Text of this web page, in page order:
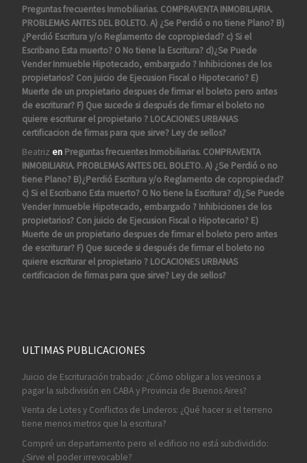
Preguntas frecuentes Inmobiliarias. COMPRAVENTA INMOBILIARIA.
PROBLEMAS ANTES DEL BOLETO. A) ¿Se Perdió o no tiene Plano? B)
¿Perdió Escritura y/o Reglamento de copropiedad? c) Si el
Escribano Esta muerto? O No tiene la Escritura? d)¿Se Puede
Vender Inmueble Hipotecado, embargado ? Inhibiciones de los
propietarios? Con juicio de Ejecusion Fiscal o Hipotecario? E)
Muerte de un propietario despues de firmar el boleto pero antes
de escriturar? F) Que sucede si después de firmar el boleto no
quiere escriturar el propietario ? LOCACIONES URBANAS
certificacion de firmas para que sirve? Ley de sellos?
Beatriz en Preguntas frecuentes Inmobiliarias. COMPRAVENTA
INMOBILIARIA. PROBLEMAS ANTES DEL BOLETO. A) ¿Se Perdió o no
tiene Plano? B)¿Perdió Escritura y/o Reglamento de copropiedad?
c) Si el Escribano Esta muerto? O No tiene la Escritura? d)¿Se Puede
Vender Inmueble Hipotecado, embargado ? Inhibiciones de los
propietarios? Con juicio de Ejecusion Fiscal o Hipotecario? E)
Muerte de un propietario despues de firmar el boleto pero antes
de escriturar? F) Que sucede si después de firmar el boleto no
quiere escriturar el propietario ? LOCACIONES URBANAS
certificacion de firmas para que sirve? Ley de sellos?
ULTIMAS PUBLICACIONES
Juicio de Escrituración trabado: ¿Cómo obligar a los vecinos a
pagar la subdivisión en CABA y Provincia de Buenos Aires?
Venta de Lotes y Conflictos de Linderos: ¿Qué hacer si el terreno
tiene menos metros que la escritura?
Compré un departamento pero el edificio no está subdividido:
¿Sirve el poder irrevocable?